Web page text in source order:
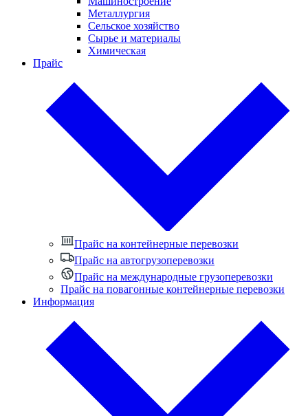
Металлургия
Сельское хозяйство
Сырье и материалы
Химическая
Прайс
Прайс на контейнерные перевозки
Прайс на автогрузоперевозки
Прайс на международные грузоперевозки
Прайс на повагонные контейнерные перевозки
Информация